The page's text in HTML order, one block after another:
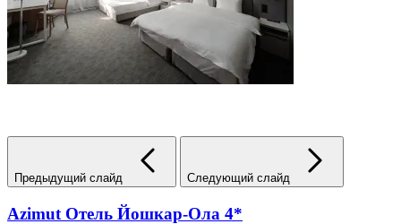
Предыдущий слайд Следующий слайд
Azimut Отель Йошкар-Ола 4*